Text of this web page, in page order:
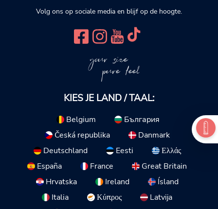
Volg ons op sociale media en blijf op de hoogte.
your size
pure feel
KIES JE LAND / TAAL:
Belgium
България
Česká republika
Danmark
Deutschland
Eesti
Ελλάς
España
France
Great Britain
Hrvatska
Ireland
Ísland
Italia
Κύπρος
Latvija